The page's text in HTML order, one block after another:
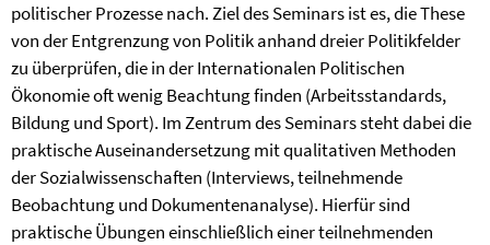
politischer Prozesse nach. Ziel des Seminars ist es, die These
von der Entgrenzung von Politik anhand dreier Politikfelder
zu überprüfen, die in der Internationalen Politischen
Ökonomie oft wenig Beachtung finden (Arbeitsstandards,
Bildung und Sport). Im Zentrum des Seminars steht dabei die
praktische Auseinandersetzung mit qualitativen Methoden
der Sozialwissenschaften (Interviews, teilnehmende
Beobachtung und Dokumentenanalyse). Hierfür sind
praktische Übungen einschließlich einer teilnehmenden